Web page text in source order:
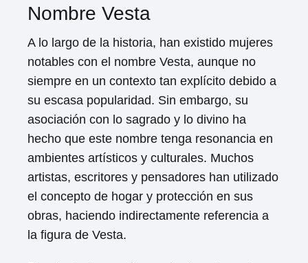
Nombre Vesta
A lo largo de la historia, han existido mujeres
notables con el nombre Vesta, aunque no
siempre en un contexto tan explícito debido a
su escasa popularidad. Sin embargo, su
asociación con lo sagrado y lo divino ha
hecho que este nombre tenga resonancia en
ambientes artísticos y culturales. Muchos
artistas, escritores y pensadores han utilizado
el concepto de hogar y protección en sus
obras, haciendo indirectamente referencia a
la figura de Vesta.